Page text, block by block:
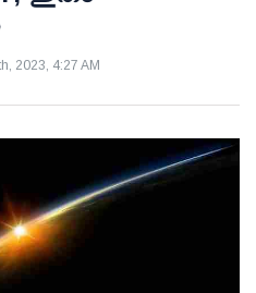
2023, 4:27 AM